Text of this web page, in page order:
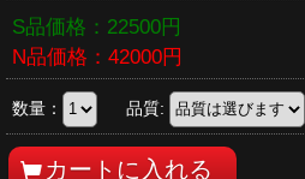
S品価格： 22500円
N品価格： 42000円
数量： 品質: